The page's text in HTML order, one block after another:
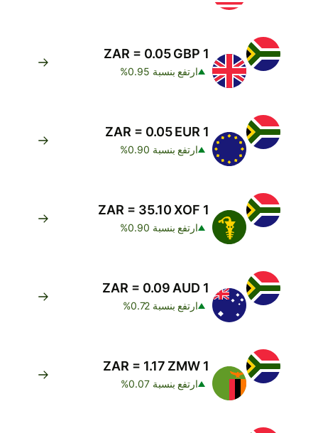
1 ZAR = 0.05 GBP
ارتفع بنسبة 0.95%
1 ZAR = 0.05 EUR
ارتفع بنسبة 0.90%
1 ZAR = 35.10 XOF
ارتفع بنسبة 0.90%
1 ZAR = 0.09 AUD
ارتفع بنسبة 0.72%
1 ZAR = 1.17 ZMW
ارتفع بنسبة 0.07%